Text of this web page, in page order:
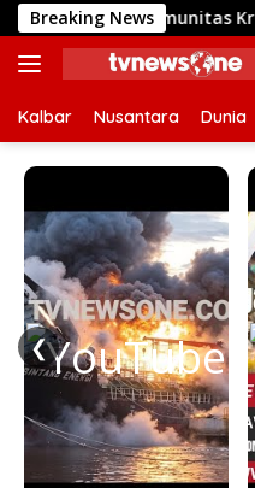
Langsung
ke
konten
Breaking News
Komunitas Kreatif
Kalbar Nusantara Dunia
❮